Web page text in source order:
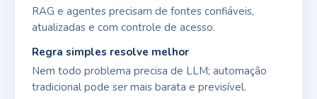
RAG e agentes precisam de fontes confiáveis,
atualizadas e com controle de acesso.
Regra simples resolve melhor
Nem todo problema precisa de LLM; automação
tradicional pode ser mais barata e previsível.